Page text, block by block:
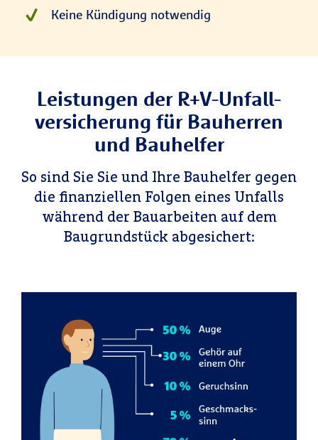
Keine Kündigung notwendig
Leistungen der R+V-Unfall­
versicherung für Bau­herren
und Bauhelfer
So sind Sie Sie und Ihre Bauhelfer gegen
die finanziellen Folgen eines Unfalls
während der Bauarbeiten auf dem
Baugrundstück abgesichert: